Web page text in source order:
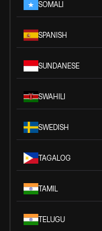
SOMALI
SPANISH
SUNDANESE
SWAHILI
SWEDISH
TAGALOG
TAMIL
TELUGU